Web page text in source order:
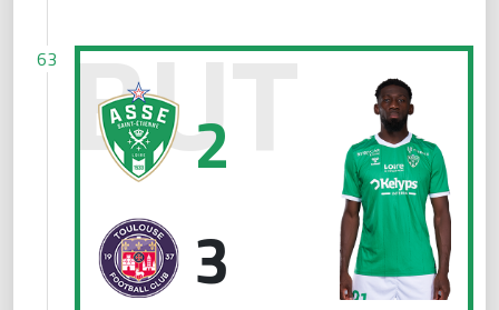
63 Batu réduit la marque
2
3